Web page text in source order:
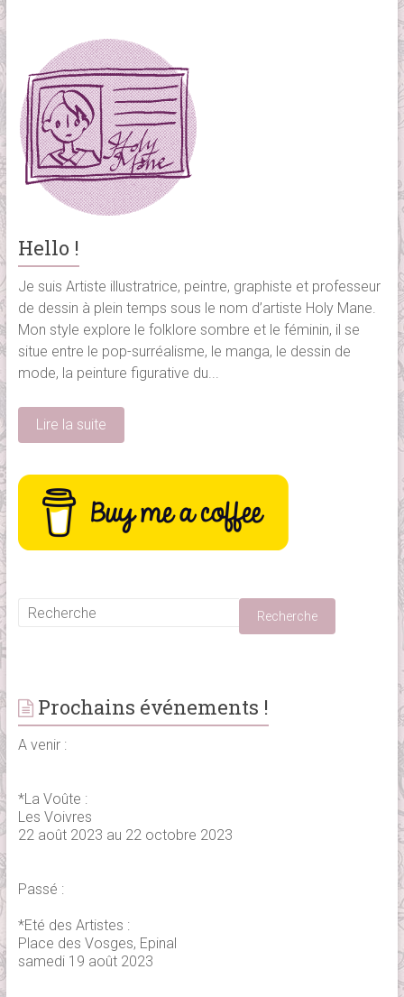
Hello !
Je suis Artiste illustratrice, peintre, graphiste et professeur
de dessin à plein temps sous le nom d’artiste Holy Mane.
Mon style explore le folklore sombre et le féminin, il se
situe entre le pop-surréalisme, le manga, le dessin de
mode, la peinture figurative du...
Lire la suite
Prochains événements !
A venir :
*La Voûte :
Les Voivres
22 août 2023 au 22 octobre 2023
Passé :
*Eté des Artistes :
Place des Vosges, Epinal
samedi 19 août 2023